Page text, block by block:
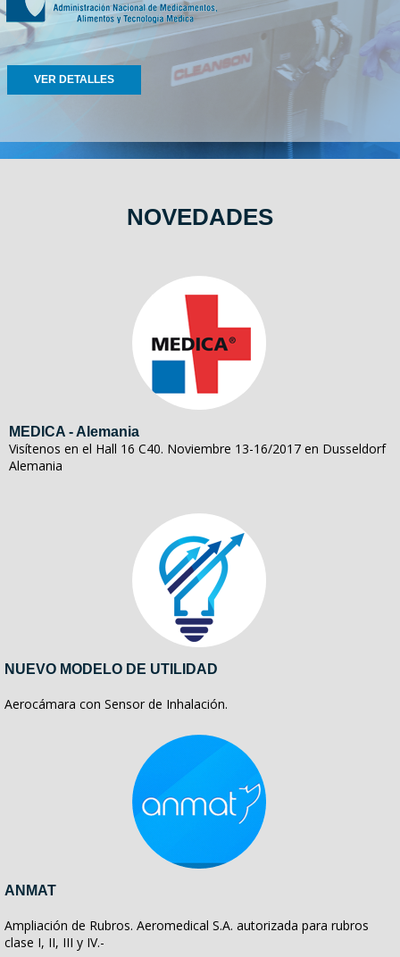
VER DETALLES
NOVEDADES
MEDICA - Alemania
Visítenos en el Hall 16 C40. Noviembre 13-16/2017 en Dusseldorf
Alemania
NUEVO MODELO DE UTILIDAD
Aerocámara con Sensor de Inhalación.
ANMAT
Ampliación de Rubros. Aeromedical S.A. autorizada para rubros
clase I, II, III y IV.-